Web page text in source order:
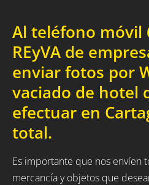
Al teléfono móvil
REyVA de
enviar fotos por
vaciado de hotel
efectuar en
total.
Es importante que nos envíen
mercancía y objetos que